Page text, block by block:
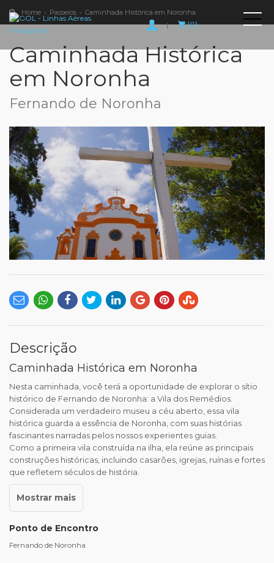
| (0)
Home Passeios Caminhada Histórica em Noronha
Caminhada Histórica
em Noronha
Fernando de Noronha
Descrição
Caminhada Histórica em Noronha
Nesta caminhada, você terá a oportunidade de explorar o sítio
histórico de Fernando de Noronha: a Vila dos Remédios.
Considerada um verdadeiro museu a céu aberto, essa vila
histórica guarda a essência de Noronha, com suas histórias
fascinantes narradas pelos nossos experientes guias.
Como a primeira vila construída na ilha, ela reúne as principais
construções históricas, incluindo casarões, igrejas, ruínas e fortes
que refletem séculos de história.
Ponto de Encontro
Fernando de Noronha